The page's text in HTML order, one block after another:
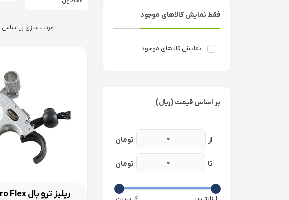
ریلیز ترو بال Blade Pro Flex
فقط نمایش کالاهای موجود
نمایش کالاهای موجود
بر اساس قیمت (ریال)